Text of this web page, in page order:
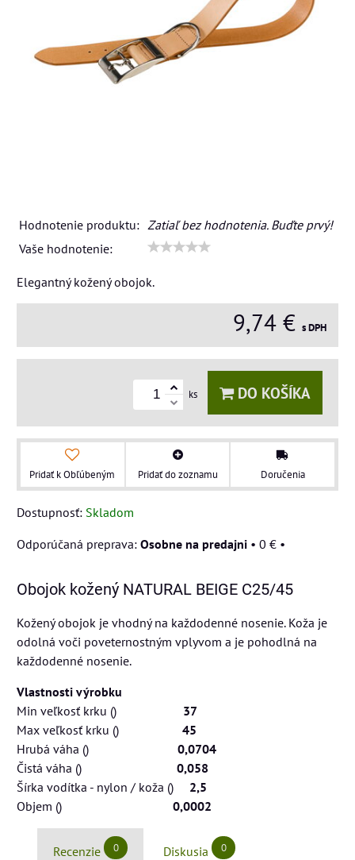
Hodnotenie produktu: Zatiaľ bez hodnotenia. Buďte prvý!
Vaše hodnotenie:
Elegantný kožený obojok.
9,74 € s DPH
ks DO KOŠÍKA
Pridať k Obľúbeným Pridať do zoznamu Doručenia
Dostupnosť: Skladom
Osobne na predajni • 0 € •
Obojok kožený NATURAL BEIGE C25/45
Kožený obojok je vhodný na každodenné nosenie. Koža je
odolná voči poveternostným vplyvom a je pohodlná na
každodenné nosenie.
Vlastnosti výrobku
Min veľkosť krku () 37
Max veľkosť krku () 45
Hrubá váha () 0,0704
Čistá váha () 0,058
Šírka vodítka - nylon / koža () 2,5
Objem () 0,0002
Recenzie 0 Diskusia 0